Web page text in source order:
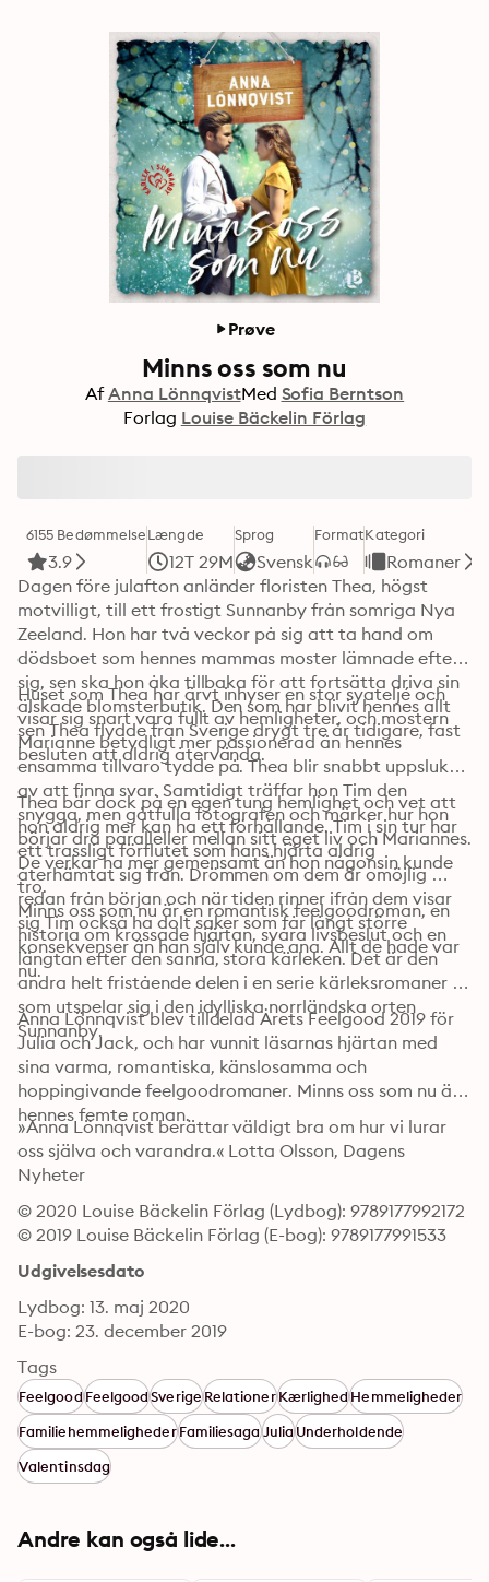
Prøve
Minns oss som nu
Af Anna LönnqvistMed Sofia Berntson
Forlag Louise Bäckelin Förlag
6155 Bedømmelse
3.9
Længde
12T 29M
Sprog
Svensk
FormatKategori
Romaner
Dagen före julafton anländer floristen Thea, högst
motvilligt, till ett frostigt Sunnanby från somriga Nya
Zeeland. Hon har två veckor på sig att ta hand om
dödsboet som hennes mammas moster lämnade efter
sig, sen ska hon åka tillbaka för att fortsätta driva sin
älskade blomsterbutik. Den som har blivit hennes allt
sen Thea flydde från Sverige drygt tre år tidigare, fast
besluten att aldrig återvända.
Huset som Thea har ärvt inhyser en stor syateljé och
visar sig snart vara fullt av hemligheter, och mostern
Marianne betydligt mer passionerad än hennes
ensamma tillvaro tydde på. Thea blir snabbt uppslukad
av att finna svar. Samtidigt träffar hon Tim den
snygga, men gåtfulla fotografen och märker hur hon
börjar dra paralleller mellan sitt eget liv och Mariannes.
De verkar ha mer gemensamt än hon någonsin kunde
tro.
Thea bär dock på en egen tung hemlighet och vet att
hon aldrig mer kan ha ett förhållande. Tim i sin tur har
ett trassligt förflutet som hans hjärta aldrig
återhämtat sig från. Drömmen om dem är omöjlig
redan från början och när tiden rinner ifrån dem visar
sig Tim också ha dolt saker som får långt större
konsekvenser än han själv kunde ana. Allt de hade var
nu.
Minns oss som nu är en romantisk feelgoodroman, en
historia om krossade hjärtan, svåra livsbeslut och en
längtan efter den sanna, stora kärleken. Det är den
andra helt fristående delen i en serie kärleksromaner
som utspelar sig i den idylliska norrländska orten
Sunnanby.
Anna Lönnqvist blev tilldelad Årets Feelgood 2019 för
Julia och Jack, och har vunnit läsarnas hjärtan med
sina varma, romantiska, känslosamma och
hoppingivande feelgoodromaner. Minns oss som nu är
hennes femte roman.
»Anna Lönnqvist berättar väldigt bra om hur vi lurar
oss själva och varandra.« Lotta Olsson, Dagens
Nyheter
© 2020 Louise Bäckelin Förlag (Lydbog): 9789177992172
© 2019 Louise Bäckelin Förlag (E-bog): 9789177991533
Udgivelsesdato
Lydbog: 13. maj 2020
E-bog: 23. december 2019
Tags
FeelgoodFeelgoodSverigeRelationerKærlighedHemmeligheder
FamiliehemmelighederFamiliesagaJuliaUnderholdende
Valentinsdag
Andre kan også lide...